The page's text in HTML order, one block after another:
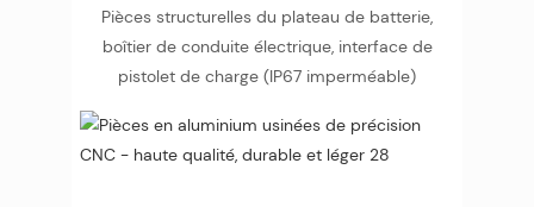
Pièces structurelles du plateau de batterie,
boîtier de conduite électrique, interface de
pistolet de charge (IP67 imperméable)